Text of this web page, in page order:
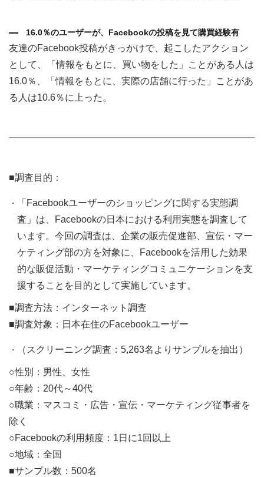
16.0％のユーザーが、Facebookの投稿を見て購買経験有
友達のFacebook投稿がきっかけで、起こしたアクション
として、「情報をもとに、買い物をした」ことがある人は
16.0％、「情報をもとに、実際の店舗に行った」ことがあ
る人は10.6％に上った。
■調査目的：
「Facebookユーザーのショッピングに関する実態調
査」は、Facebookの日本における利用実態を調査して
います。今回の調査は、企業の販売促進部、宣伝・マー
ケティング部の方を対象に、Facebookを活用した効果
的な販促活動・マーケティングコミュニケーションを支
援することを目的として実施しています。
■調査方法：インターネット調査
■調査対象：日本在住のFacebookユーザー
（スクリーニング調査：5,263名よりサンプルを抽出）
○性別：男性、女性
○年齢：20代～40代
○職業：マスコミ・広告・宣伝・マーケティング従事者を
除く
○Facebookの利用頻度：1日に1回以上
○地域：全国
■サンプル数：500名